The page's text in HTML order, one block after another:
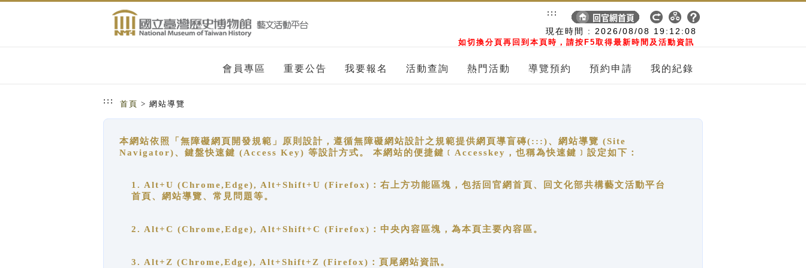
現在時間 : 2026/08/08 19:12:08
如切換分頁再回到本頁時，請按F5取得最新時間及活動資訊
:::
會員專區 重要公告 我要報名 活動查詢 熱門活動 導覽預約 預約申請 我的紀錄
::: 首頁 > 網站導覽
本網站依照「無障礙網頁開發規範」原則設計，遵循無障礙網站設計之規範提供網頁導盲磚(:::)、網站導覽 (Site
Navigator)、鍵盤快速鍵 (Access Key) 等設計方式。 本網站的便捷鍵﹝Accesskey，也稱為快速鍵﹞設定如下：
1. Alt+U (Chrome,Edge), Alt+Shift+U (Firefox)：右上方功能區塊，包括回官網首頁、回文化部共構藝文活動平台
首頁、網站導覽、常見問題等。
2. Alt+C (Chrome,Edge), Alt+Shift+C (Firefox)：中央內容區塊，為本頁主要內容區。
3. Alt+Z (Chrome,Edge), Alt+Shift+Z (Firefox)：頁尾網站資訊。